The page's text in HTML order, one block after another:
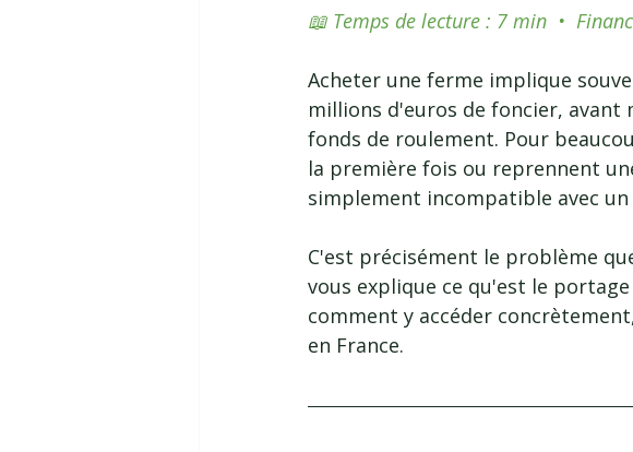
📖 Temps de lecture : 7 min  •
Acheter une ferme implique
millions d'euros de foncier, avant
fonds de roulement. Pour
la première fois ou reprennent
simplement incompatible avec
C'est précisément le problème
vous explique ce qu'est le
comment y accéder
en France.